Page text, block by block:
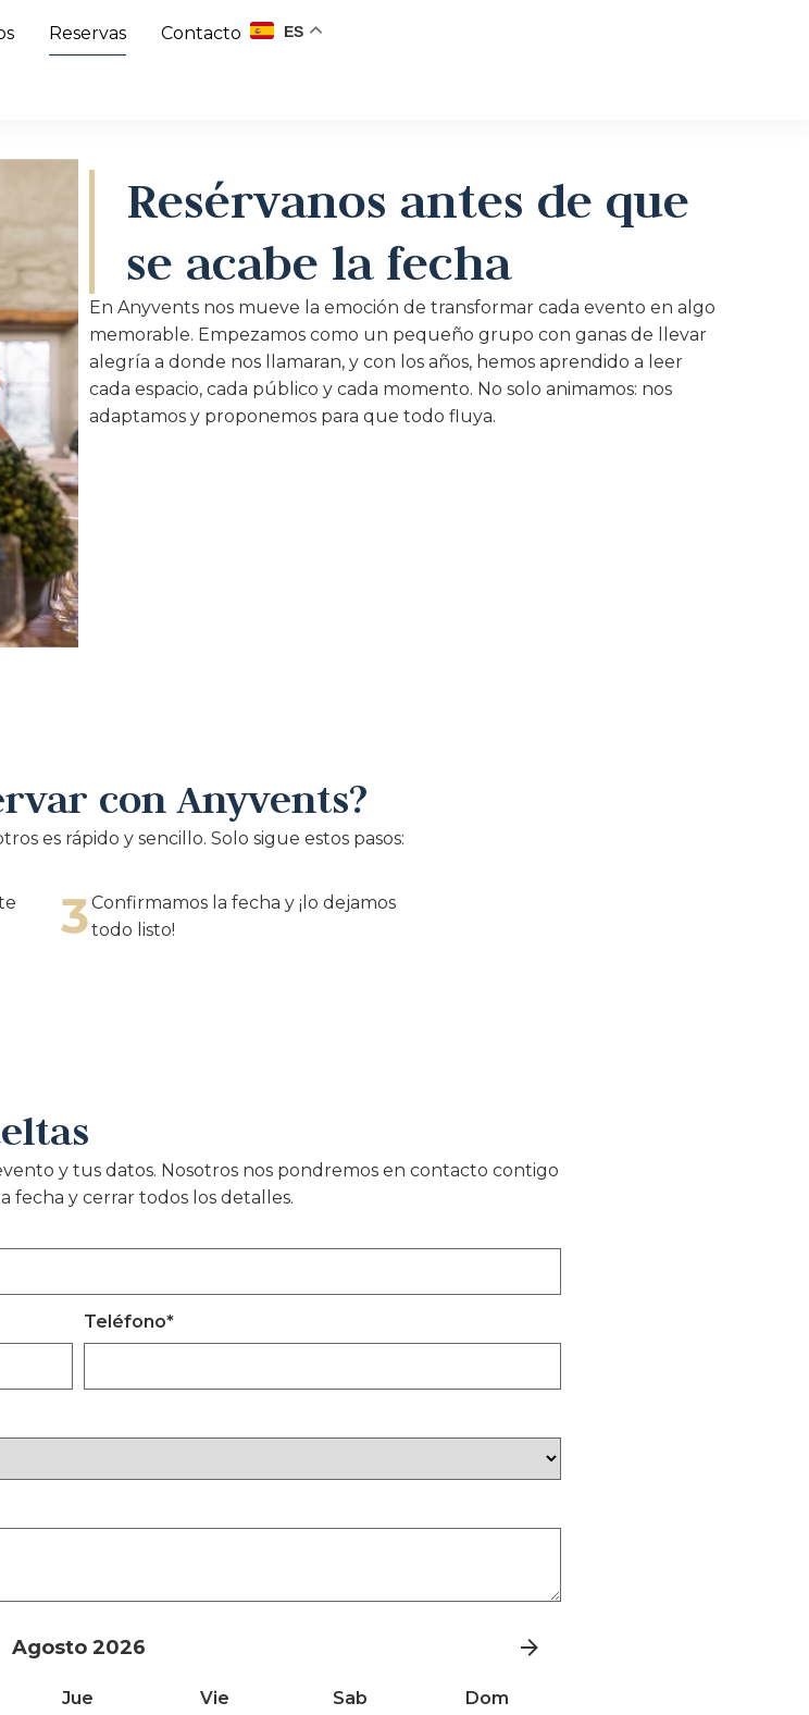
Reservas Contacto ES
Resérvanos antes de que
se acabe la fecha
En Anyvents nos mueve la emoción de transformar cada evento en algo
memorable. Empezamos como un pequeño grupo con ganas de llevar
alegría a donde nos llamaran, y con los años, hemos aprendido a leer
cada espacio, cada público y cada momento. No solo animamos: nos
adaptamos y proponemos para que todo fluya.
con Anyvents?
es rápido y sencillo. Solo sigue estos pasos:
Confirmamos la fecha y ¡lo dejamos
todo listo!
y tus datos. Nosotros nos pondremos en contacto contigo
fecha y cerrar todos los detalles.
Teléfono*
Agosto 2026
Jue Vie Sab Dom